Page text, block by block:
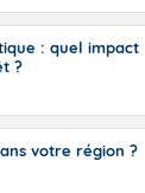
: quel impact
?
votre région ?